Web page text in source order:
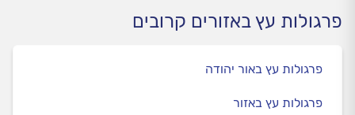
פרגולות עץ באזורים קרובים
פרגולות עץ באור יהודה
פרגולות עץ באזור